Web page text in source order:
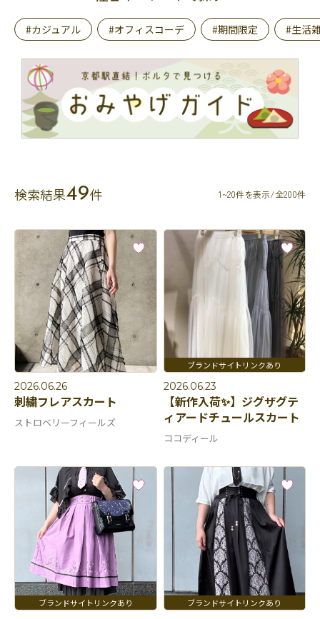
#カジュアル #オフィスコーデ #期間限定 #生活
検索結果49件 1~20件を表示/全200件
2026.06.26
刺繍フレアスカート
ストロベリーフィールズ
2026.06.23
【新作入荷✨】ジグザグテ
ィアードチュールスカート
ココディール